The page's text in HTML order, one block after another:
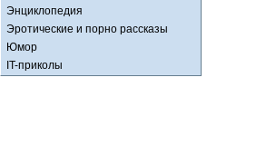
Энциклопедия
Эротические и порно рассказы
Юмор
IT-приколы